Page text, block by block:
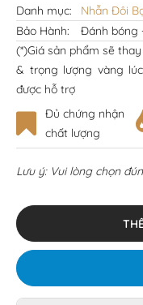
Danh mục:
Nhẫn Đôi
Bảo Hành:
Đánh bóng
(*)Giá sản phẩm sẽ
& trọng lượng vàng
được hỗ trợ
Đủ chứng nhận
chất lượng
Lưu ý: Vui lòng chọn